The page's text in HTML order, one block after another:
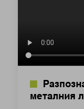
металния